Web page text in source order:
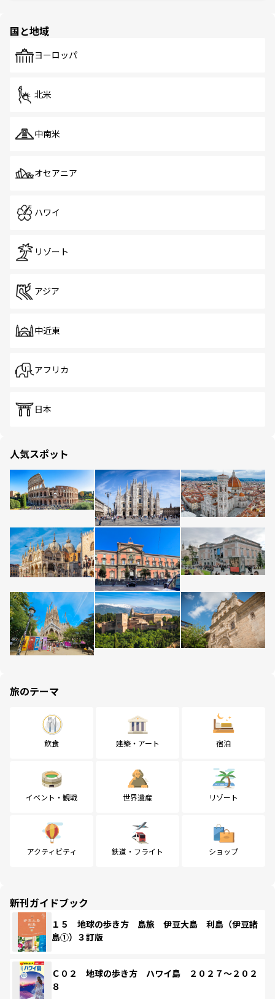
で、ホーカーズは地元の風情を楽しめる外せないスポット
国と地域
ヨーロッパ
北米
中南米
オセアニア
ハワイ
リゾート
アジア
中近東
アフリカ
日本
人気スポット
旅のテーマ
飲食 建築・アート 宿泊
イベント・観戦 世界遺産 リゾート
アクティビティ 鉄道・フライト ショップ
新刊ガイドブック
１５ 地球の歩き方 島旅 伊豆大島 利島（伊豆諸
島①）３訂版
Ｃ０２ 地球の歩き方 ハワイ島 ２０２７～２０２
８